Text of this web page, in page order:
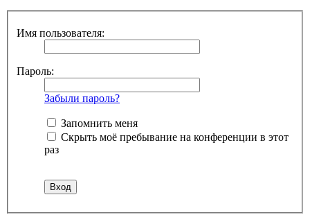
Имя пользователя:
Пароль:
Забыли пароль?
Запомнить меня
Скрыть моё пребывание на конференции в этот
раз